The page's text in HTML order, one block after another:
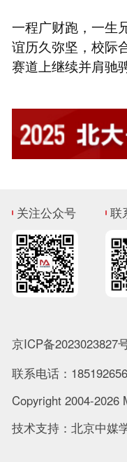
一程广财跑，一生
谊历久弥坚，校际
赛道上继续并肩驰
关注公众号 联
京ICP备2023023827
联系电话：
Copyright 2004-2026
技术支持：北京中媒